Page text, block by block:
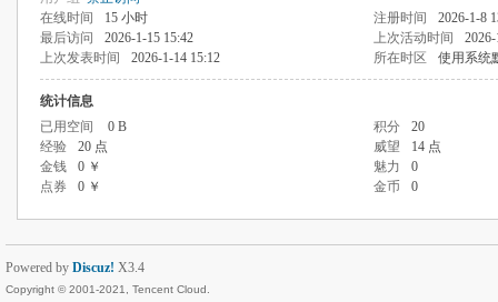
在线时间
15 小时 注册时间
2026-1-8
最后访问
2026-1-15 15:42 上次活动时间
上次发表时间
2026-1-14 15:12 所在时区 使用系统
统计信息
已用空间
0 B 积分
20
经验
20 点 威望
14 点
金钱
0 ￥ 魅力
0
点券
0 ￥ 金币 0
Powered by Discuz! X3.4
Copyright © 2001-2021, Tencent Cloud.